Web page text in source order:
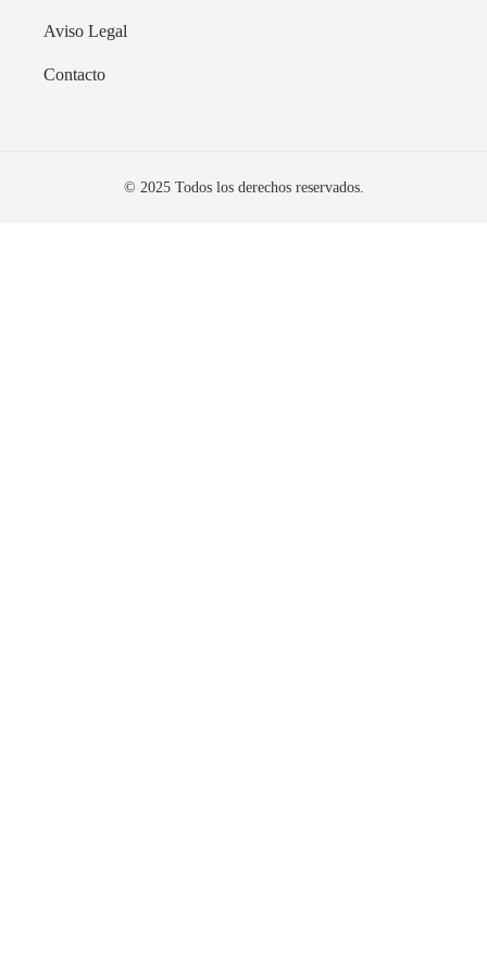
Aviso Legal
Contacto
© 2025 Todos los derechos reservados.